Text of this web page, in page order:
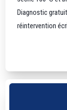
Diagnostic
réintervention